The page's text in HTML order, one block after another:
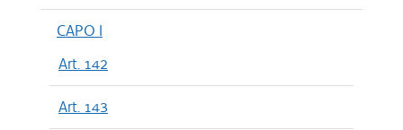
CAPO I
Art. 142
Art. 143